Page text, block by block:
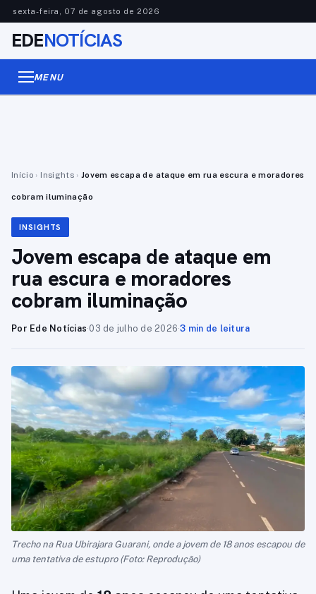
sexta-feira, 07 de agosto de 2026
EDENOTÍCIAS
MENU
Início › Insights › Jovem escapa de ataque em rua escura e moradores
cobram iluminação
INSIGHTS
Jovem escapa de ataque em
rua escura e moradores
cobram iluminação
Por Ede Notícias·03 de julho de 2026·3 min de leitura
Trecho na Rua Ubirajara Guarani, onde a jovem de 18 anos escapou de
uma tentativa de estupro (Foto: Reprodução)